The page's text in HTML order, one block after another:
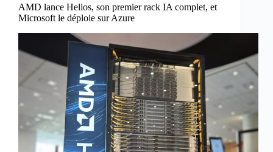
AMD lance Helios, son premier rack IA complet, et
Microsoft le déploie sur Azure